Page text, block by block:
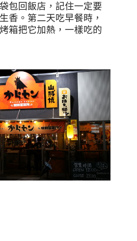
包回飯店，記住一定要
香。第二天吃早餐時，
箱把它加熱，一樣吃的